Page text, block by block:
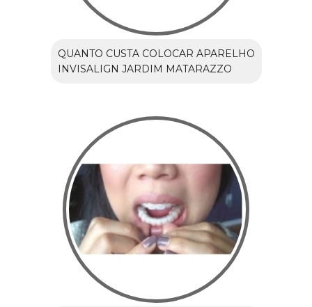
QUANTO CUSTA COLOCAR APARELHO
INVISALIGN JARDIM MATARAZZO